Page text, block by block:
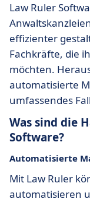
Law Ruler
effizienter
Fachkräfte, die
möchten.
automatisierte
umfassendes
Was sind die
Software?
Automatisierte
Mit Law Ruler
automatisieren